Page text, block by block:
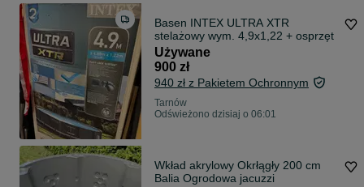
Basen INTEX ULTRA XTR
stelażowy wym. 4,9x1,22 + osprzęt
Używane
900 zł
940 zł z Pakietem Ochronnym
Tarnów
Odświeżono dzisiaj o 06:01
Wkład akrylowy Okrłągły 200 cm
Balia Ogrodowa jacuzzi